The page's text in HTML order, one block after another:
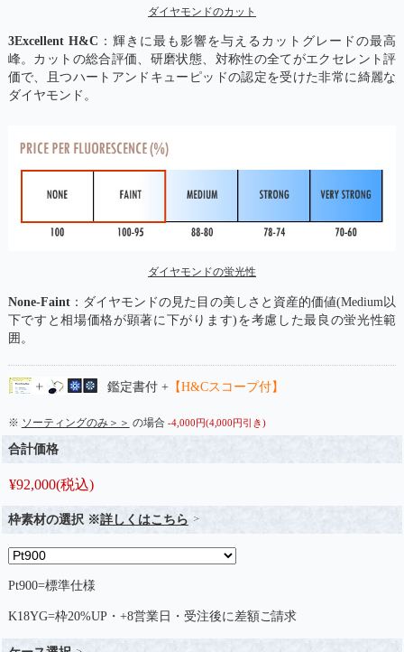
ダイヤモンドのカット
3Excellent H&C ：輝きに最も影響を与えるカットグレードの最高
峰。カットの総合評価、研磨状態、対称性の全てがエクセレント評
価で、且つハートアンドキューピッドの認定を受けた非常に綺麗な
ダイヤモンド。
ダイヤモンドの蛍光性
None-Faint：ダイヤモンドの見た目の美しさと資産的価値(Medium以
下ですと相場価格が顕著に下がります)を考慮した最良の蛍光性範
囲。
鑑定書付 +【H&Cスコープ付】
※ ソーティングのみ＞＞ の場合 -4,000円(4,000円引き)
合計価格
¥92,000(税込)
枠素材の選択 ※詳しくはこちら
Pt900=標準仕様
K18YG=枠20%UP・+8営業日・受注後に差額ご請求